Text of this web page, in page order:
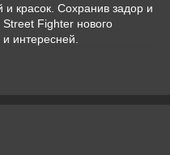
и красок. Сохранив задор и
Fighter нового
интересней.